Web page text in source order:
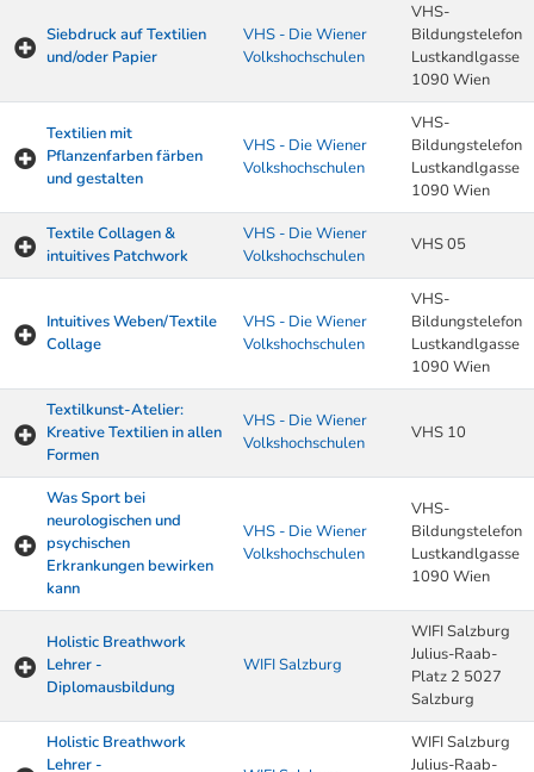
Siebdruck auf Textilien
und/oder Papier
VHS - Die Wiener
Volkshochschulen
VHS-
Bildungstelefon
Lustkandlgasse
1090 Wien
Textilien mit
Pflanzenfarben färben
und gestalten
VHS - Die Wiener
Volkshochschulen
VHS-
Bildungstelefon
Lustkandlgasse
1090 Wien
Textile Collagen &
intuitives Patchwork
VHS - Die Wiener
Volkshochschulen
VHS 05
Intuitives Weben/Textile
Collage
VHS - Die Wiener
Volkshochschulen
VHS-
Bildungstelefon
Lustkandlgasse
1090 Wien
Textilkunst-Atelier:
Kreative Textilien in allen
Formen
VHS - Die Wiener
Volkshochschulen
VHS 10
Was Sport bei
neurologischen und
psychischen
Erkrankungen bewirken
kann
VHS - Die Wiener
Volkshochschulen
VHS-
Bildungstelefon
Lustkandlgasse
1090 Wien
Holistic Breathwork
Lehrer -
Diplomausbildung
WIFI Salzburg
WIFI Salzburg
Julius-Raab-
Platz 2 5027
Salzburg
Holistic Breathwork
Lehrer -
WIFI Salzburg
Julius-Raab-